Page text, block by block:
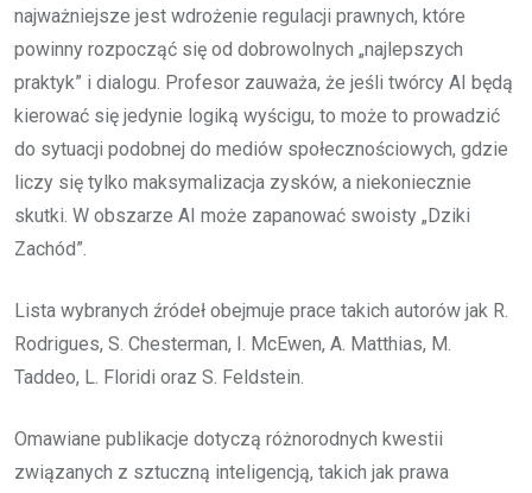
najważniejsze jest wdrożenie regulacji prawnych, które
powinny rozpocząć się od dobrowolnych „najlepszych
praktyk” i dialogu. Profesor zauważa, że jeśli twórcy AI będą
kierować się jedynie logiką wyścigu, to może to prowadzić
do sytuacji podobnej do mediów społecznościowych, gdzie
liczy się tylko maksymalizacja zysków, a niekoniecznie
skutki. W obszarze AI może zapanować swoisty „Dziki
Zachód”.
Lista wybranych źródeł obejmuje prace takich autorów jak R.
Rodrigues, S. Chesterman, I. McEwen, A. Matthias, M.
Taddeo, L. Floridi oraz S. Feldstein.
Omawiane publikacje dotyczą różnorodnych kwestii
związanych z sztuczną inteligencją, takich jak prawa